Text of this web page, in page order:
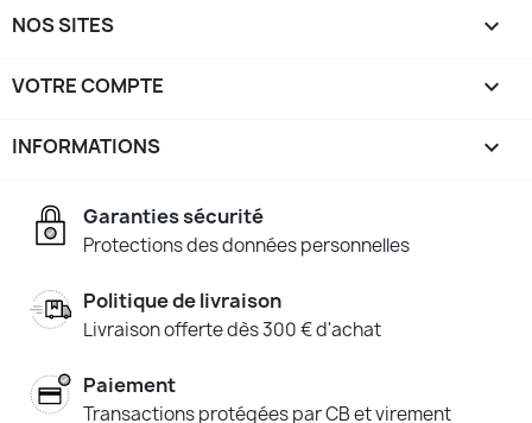
NOS SITES 
VOTRE COMPTE 
INFORMATIONS keyboard_arrow_down
Garanties sécurité
Protections des données personnelles
Politique de livraison
Livraison offerte dès 300 € d'achat
Paiement
Transactions protégées par CB et virement